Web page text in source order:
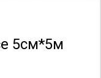
5см*5м